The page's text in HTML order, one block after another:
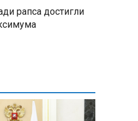
и
Путин обсудил с
инфраструктуры
РФ: «Искандер»
рапса достигли